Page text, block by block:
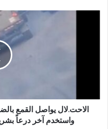
الاحت.لال يواصل القمع
واستخدم آخر درعاً